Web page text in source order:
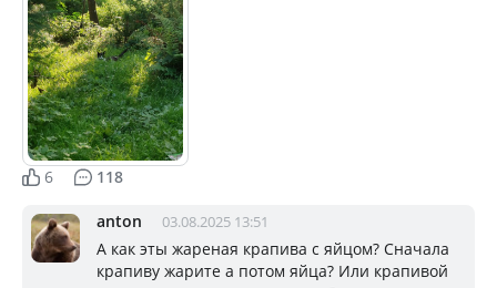
6 118
anton 03.08.2025 13:51
А как эты жареная крапива с яйцом? Сначала
крапиву жарите а потом яйца? Или крапивой